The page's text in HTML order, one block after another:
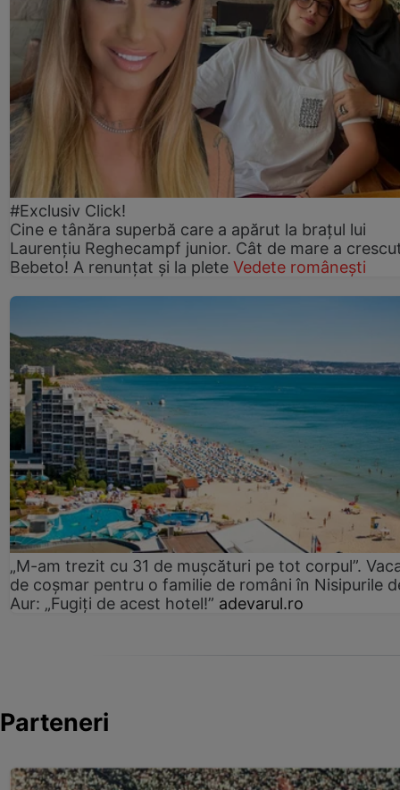
#Exclusiv Click!
Cine e tânăra superbă care a apărut la brațul lui
Laurențiu Reghecampf junior. Cât de mare a
Bebeto! A renunțat și la plete Vedete românești
„M-am trezit cu 31 de mușcături pe tot corpul”.
de coșmar pentru o familie de români în Nisipurile
Aur: „Fugiți de acest hotel!” adevarul.ro
Parteneri